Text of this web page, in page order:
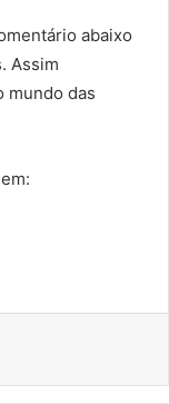
abaixo
Assim
mundo das